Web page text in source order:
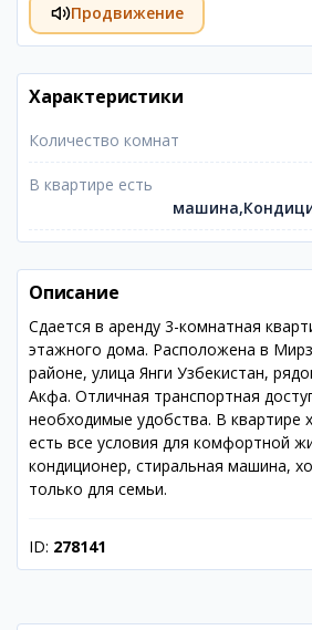
Продвижение
Характеристики
Количество комнат
В квартире есть
Описание
Сдается в аренду 3-комнатная
этажного дома. Расположена в
районе, улица Янги Узбекистан,
Акфа. Отличная транспортная
необходимые удобства. В квартире
есть все условия для комфортной
кондиционер, стиральная машина,
только для семьи.
ID: 278141